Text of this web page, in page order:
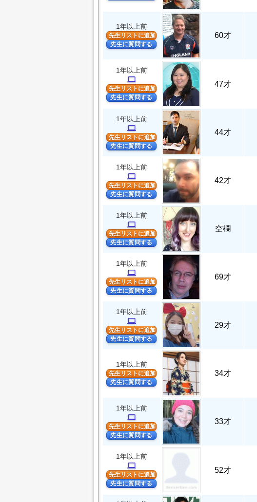
1年以上前
先生リストに追加
先生に質問する
60才
1年以上前
computer
先生リストに追加
先生に質問する
47才
1年以上前
computer
先生リストに追加
先生に質問する
44才
1年以上前
computer
先生リストに追加
先生に質問する
42才
1年以上前
computer
先生リストに追加
先生に質問する
空欄
1年以上前
computer
先生リストに追加
先生に質問する
69才
1年以上前
computer
先生リストに追加
先生に質問する
29才
1年以上前
先生リストに追加
先生に質問する
34才
1年以上前
computer
先生リストに追加
先生に質問する
33才
1年以上前
computer
先生リストに追加
先生に質問する
52才